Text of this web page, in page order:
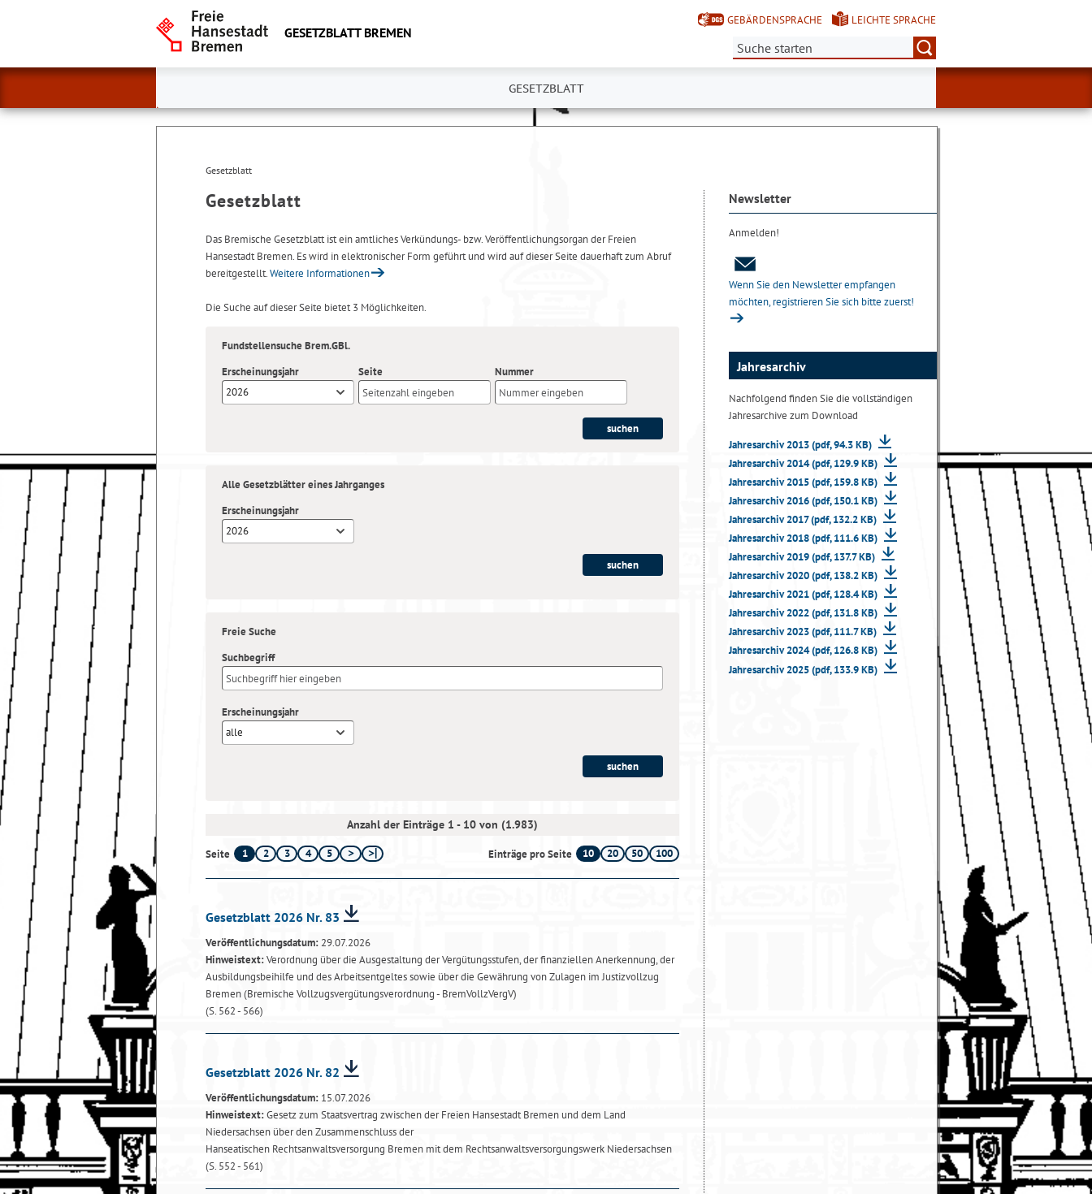
GESETZBLATT BREMEN
GEBÄRDENSPRACHE
LEICHTE SPRACHE
Suche:
GESETZBLATT
Gesetzblatt
Gesetzblatt
Das Bremische Gesetzblatt ist ein amtliches Verkündungs- bzw. Veröffentlichungsorgan der Freien
Hansestadt Bremen. Es wird in elektronischer Form geführt und wird auf dieser Seite dauerhaft zum Abruf
bereitgestellt.Weitere Informationen
Die Suche auf dieser Seite bietet 3 Möglichkeiten.
Fundstellensuche Brem.GBl.
Erscheinungsjahr
2026
Seite Nummer
Alle Gesetzblätter eines Jahrganges
Erscheinungsjahr
2026
Freie Suche
Suchbegriff
Erscheinungsjahr
alle
Anzahl der Einträge 1 - 10 von (1.983)
Seite 1 2 3 4 5 Einträge pro Seite 10 20 50 100
Gesetzblatt 2026 Nr. 83
Veröffentlichungsdatum: 29.07.2026
Hinweistext:Verordnung über die Ausgestaltung der Vergütungsstufen, der finanziellen Anerkennung, der
Ausbildungsbeihilfe und des Arbeitsentgeltes sowie über die Gewährung von Zulagen im Justizvollzug
Bremen (Bremische Vollzugsvergütungsverordnung - BremVollzVergV)
(S. 562 - 566)
Gesetzblatt 2026 Nr. 82
Veröffentlichungsdatum: 15.07.2026
Hinweistext:Gesetz zum Staatsvertrag zwischen der Freien Hansestadt Bremen und dem Land
Niedersachsen über den Zusammenschluss der
Hanseatischen Rechtsanwaltsversorgung Bremen mit dem Rechtsanwaltsversorgungswerk Niedersachsen
(S. 552 - 561)
Newsletter
Anmelden!
Wenn Sie den Newsletter empfangen
möchten, registrieren Sie sich bitte zuerst!
Jahresarchiv
Nachfolgend finden Sie die vollständigen
Jahresarchive zum Download
Jahresarchiv 2013 (pdf, 94.3 KB)
Jahresarchiv 2014 (pdf, 129.9 KB)
Jahresarchiv 2015 (pdf, 159.8 KB)
Jahresarchiv 2016 (pdf, 150.1 KB)
Jahresarchiv 2017 (pdf, 132.2 KB)
Jahresarchiv 2018 (pdf, 111.6 KB)
Jahresarchiv 2019 (pdf, 137.7 KB)
Jahresarchiv 2020 (pdf, 138.2 KB)
Jahresarchiv 2021 (pdf, 128.4 KB)
Jahresarchiv 2022 (pdf, 131.8 KB)
Jahresarchiv 2023 (pdf, 111.7 KB)
Jahresarchiv 2024 (pdf, 126.8 KB)
Jahresarchiv 2025 (pdf, 133.9 KB)